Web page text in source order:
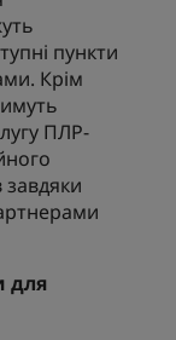
пункти
Крім
ПЛР-
завдяки
для